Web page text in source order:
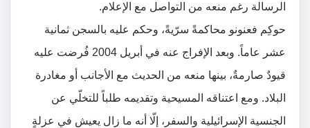
الرسالة رغم منعه من التواصل مع الإعلام.
حوكِم فعنونو محاكمةً سرّيةً، وحكم عليه بالسجن ثمانية
عشر عاماً. وبعد الإفراج عنه في أبريل 2004 فُرضت عليه
قيودٌ صارمةٌ، بينها منعه من الحديث مع الأجانب أو مغادرة
البلاد. ومع اعتناقه المسيحية وتقديمه طلباً للتخلّي عن
الجنسية الإسرائيلية والسفر، إلّا أنه ما زال يعيش في عزلةٍ